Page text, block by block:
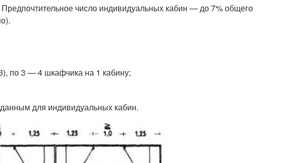
число индивидуальных кабин — до 7% общего
по 3 — 4 шкафчика на 1 кабину;
для индивидуальных кабин.